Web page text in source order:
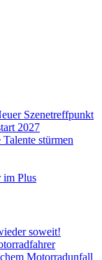
Szenetreffpunkt
2027
stürmen
im Plus
soweit!
Motorradunfall